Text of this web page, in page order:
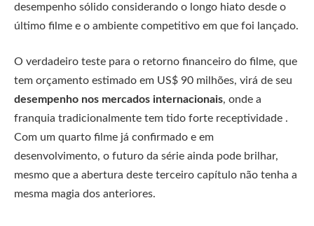
desempenho sólido considerando o longo hiato desde o
último filme e o ambiente competitivo em que foi lançado.
O verdadeiro teste para o retorno financeiro do filme, que
tem orçamento estimado em US$ 90 milhões, virá de seu
desempenho nos mercados internacionais, onde a
franquia tradicionalmente tem tido forte receptividade .
Com um quarto filme já confirmado e em
desenvolvimento, o futuro da série ainda pode brilhar,
mesmo que a abertura deste terceiro capítulo não tenha a
mesma magia dos anteriores.